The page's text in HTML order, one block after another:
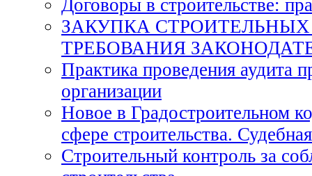
Договоры в строительстве:
ЗАКУПКА СТРОИТЕЛЬНЫХ
ТРЕБОВАНИЯ
Практика проведения аудита
организации
Новое в Градостроительном
сфере строительства.
Строительный контроль за